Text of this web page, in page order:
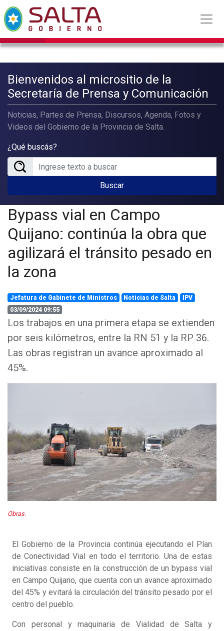
Bienvenidos al micrositio de la
Secretaría de Prensa y Comunicación
Noticias, Partes de Prensa, Discursos, Agenda, Fotos y
Videos del Gobierno de la Provincia de Salta.
¿Qué buscás?
Buscar
Bypass vial en Campo
Quijano: continúa la obra que
agilizará el tránsito pesado en
la zona
Jefatura de Gabinete de Ministros Noticias de Salta
IPV
03/09/2024 09:55
Los trabajos en una primera etapa se extienden
por seis kilómetros, entre la RN 51 y la RP 36.
Las obras registran un avance aproximado al
45%.
Obras.
El Gobierno de la Provincia continúa ejecutando el Plan
de Conectividad Vial en todo el territorio. Una de estas
iniciativas consiste en la construcción de un bypass vial
en Campo Quijano, que cuenta con un avance aproximado
del 45% y evitará la circulación del tránsito pesado por el
centro del pueblo.
Con personal y maquinaria de Vialidad de Salta y